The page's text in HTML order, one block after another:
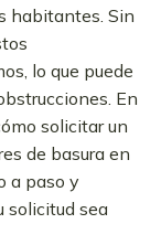
habitantes. Sin
lo que puede
En
solicitar un
de basura en
a paso y
solicitud sea